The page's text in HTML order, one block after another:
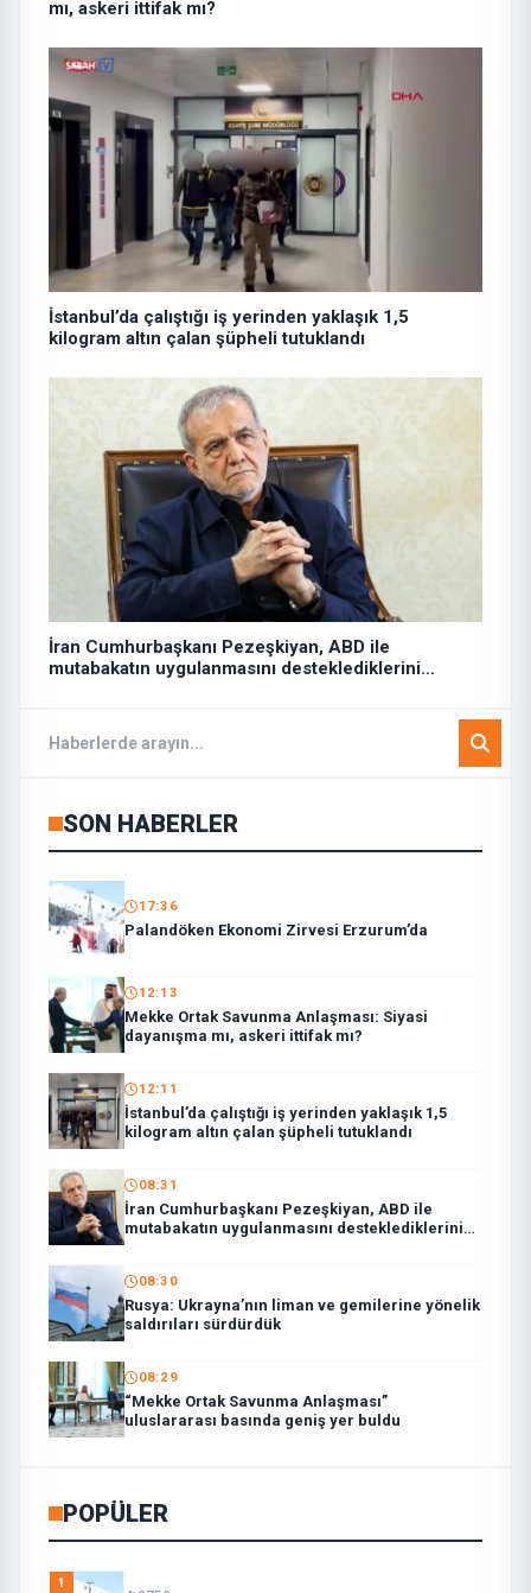
mı, askeri ittifak mı?
İstanbul’da çalıştığı iş yerinden yaklaşık 1,5
kilogram altın çalan şüpheli tutuklandı
İran Cumhurbaşkanı Pezeşkiyan, ABD ile
mutabakatın uygulanmasını desteklediklerini
SON HABERLER
17:36
Palandöken Ekonomi Zirvesi Erzurum’da
12:13
Mekke Ortak Savunma Anlaşması: Siyasi
dayanışma mı, askeri ittifak mı?
12:11
İstanbul’da çalıştığı iş yerinden yaklaşık 1,5
kilogram altın çalan şüpheli tutuklandı
08:31
İran Cumhurbaşkanı Pezeşkiyan, ABD ile
mutabakatın uygulanmasını desteklediklerini
08:30
Rusya: Ukrayna’nın liman ve gemilerine yönelik
saldırıları sürdürdük
08:29
“Mekke Ortak Savunma Anlaşması”
uluslararası basında geniş yer buldu
POPÜLER
1